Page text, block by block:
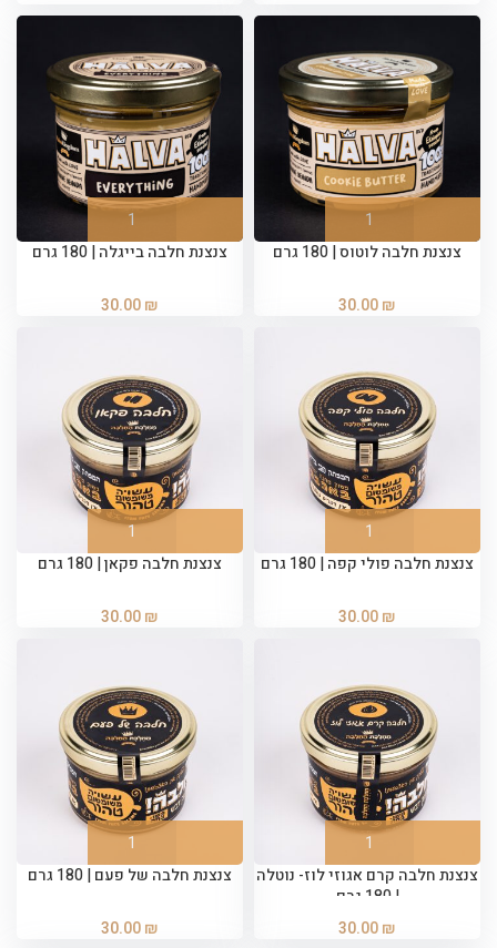
צנצנת חלבה לוטוס | 180 גרם
30.00₪
צנצנת חלבה בייגלה | 180 גרם
30.00₪
צנצנת חלבה פולי קפה | 180 גרם
30.00₪
צנצנת חלבה פקאן | 180 גרם
30.00₪
צנצנת חלבה קרם אגוזי לוז- נוטלה
| 180 גרם
30.00₪
צנצנת חלבה של פעם | 180 גרם
30.00₪